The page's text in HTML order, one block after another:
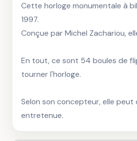
Cette horloge monumentale à
1997.
Conçue par Michel Zachariou,
En tout, ce sont 54 boules de
tourner l'horloge.
Selon son concepteur, elle
entretenue.